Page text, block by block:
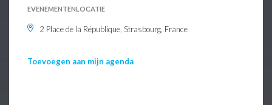
EVENEMENTENLOCATIE
2 Place de la République, Strasbourg, France
Toevoegen aan mijn agenda